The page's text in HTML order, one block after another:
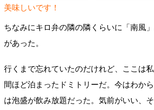
美味しいです！
ちなみにキロ弁の隣の隣くらいに「南風
があった。
行くまで忘れていたのだけれど、ここは
間ほど泊まったドミトリーだ。今はわか
は泡盛が飲み放題だった。気前がいい、